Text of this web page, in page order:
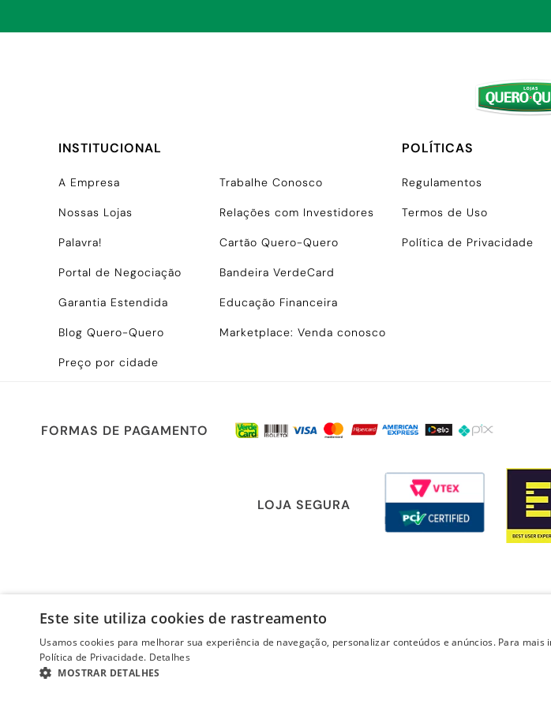
INSTITUCIONAL
A Empresa Trabalhe Conosco
Nossas Lojas Relações com Investidores
Palavra! Cartão Quero-Quero
Portal de Negociação Bandeira VerdeCard
Garantia Estendida Educação Financeira
Blog Quero-Quero Marketplace: Venda conosco
Preço por cidade
POLÍTICAS
Regulamentos
Termos de Uso
Política de Privacidade
FORMAS DE PAGAMENTO
LOJA SEGURA
Este site utiliza cookies de rastreamento
Usamos cookies para melhorar sua experiência de navegação, personalizar conteúdos e anúncios. Para mais
Política de Privacidade. Detalhes
MOSTRAR DETALHES